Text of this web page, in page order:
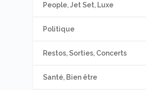
People, Jet Set, Luxe
Politique
Restos, Sorties, Concerts
Santé, Bien être